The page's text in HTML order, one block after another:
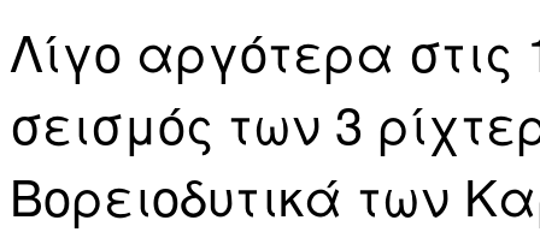
Λίγο αργότερα στις
σεισμός των 3
Βορειοδυτικά των